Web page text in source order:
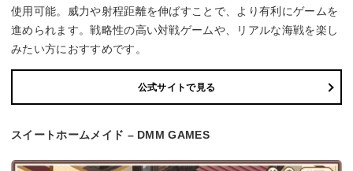
使用可能。威力や射程距離を伸ばすことで、より有利にゲームを
進められます。戦略性の高い対戦ゲームや、リアルな海戦を楽し
みたい方におすすめです。
公式サイトで見る
スイートホームメイド – DMM GAMES